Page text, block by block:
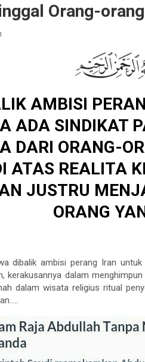
Orang-
AMBISI
ADA SINDIKAT
DARI ORANG-
ATAS REALITA
JUSTRU
ORANG
dibalik ambisi perang Iran
kerakusannya dalam
dalam wisata religius ritual